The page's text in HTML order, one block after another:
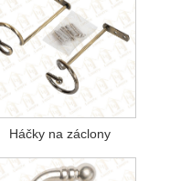
Háčky na záclony